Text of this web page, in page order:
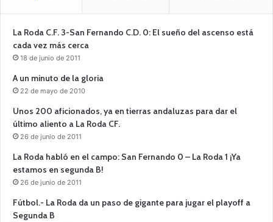
La Roda C.F. 3-San Fernando C.D. 0: El sueño del ascenso está
cada vez más cerca
18 de junio de 2011
A un minuto de la gloria
22 de mayo de 2010
Unos 200 aficionados, ya en tierras andaluzas para dar el
último aliento a La Roda CF.
26 de junio de 2011
La Roda habló en el campo: San Fernando 0 – La Roda 1 ¡Ya
estamos en segunda B!
26 de junio de 2011
Fútbol.- La Roda da un paso de gigante para jugar el playoff a
Segunda B